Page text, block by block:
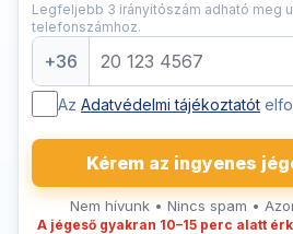
Legfeljebb 3 irányítószám adható meg
telefonszámhoz.
+36
Az Adatvédelmi tájékoztatót
Kérem az ingyenes
Nem hívunk • Nincs spam •
A jégeső gyakran 10–15 perc alatt